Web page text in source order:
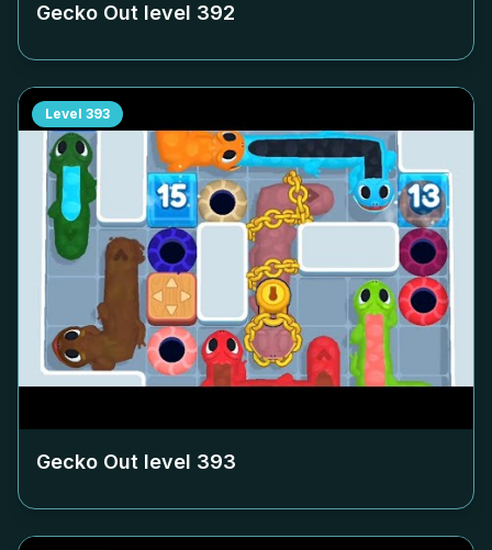
Gecko Out level 392
Level 393
Gecko Out level 393